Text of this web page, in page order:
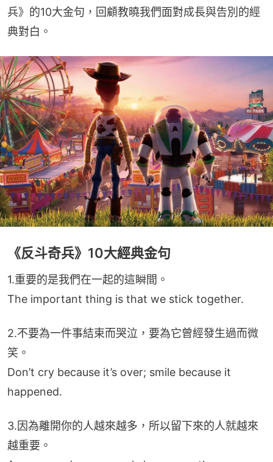
兵》的10大金句，回顧教曉我們面對成長與告別的經
典對白。
《反斗奇兵》10大經典金句
1.重要的是我們在一起的這瞬間。
The important thing is that we stick together.
2.不要為一件事結束而哭泣，要為它曾經發生過而微
笑。
Don’t cry because it’s over; smile because it
happened.
3.因為離開你的人越來越多，所以留下來的人就越來
越重要。